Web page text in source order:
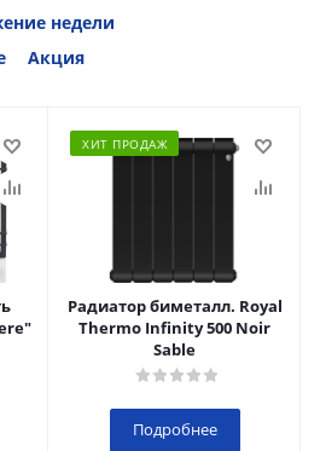
недели
Акция
ХИТ ПРОДАЖ
Радиатор биметалл. Royal
Thermo Infinity 500 Noir
Sable
Подробнее